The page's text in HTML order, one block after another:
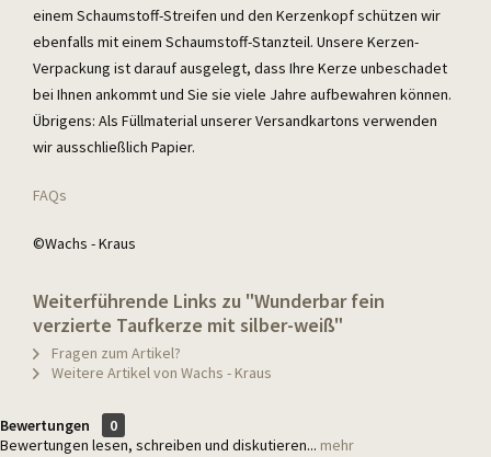
einem Schaumstoff-Streifen und den Kerzenkopf schützen wir
ebenfalls mit einem Schaumstoff-Stanzteil. Unsere Kerzen-
Verpackung ist darauf ausgelegt, dass Ihre Kerze unbeschadet
bei Ihnen ankommt und Sie sie viele Jahre aufbewahren können.
Übrigens: Als Füllmaterial unserer Versandkartons verwenden
wir ausschließlich Papier.
FAQs
©Wachs - Kraus
Weiterführende Links zu "Wunderbar fein
verzierte Taufkerze mit silber-weiß"
Fragen zum Artikel?
Weitere Artikel von Wachs - Kraus
Bewertungen
0
Bewertungen lesen, schreiben und diskutieren... mehr